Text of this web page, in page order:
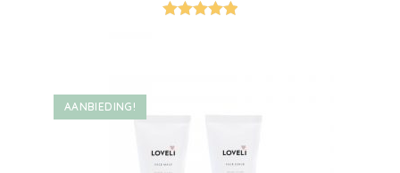
AANBIEDING!